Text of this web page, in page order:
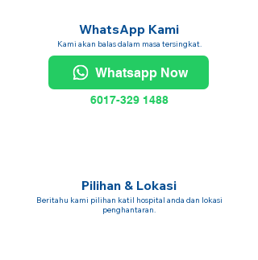
WhatsApp Kami
Kami akan balas dalam masa tersingkat.
Whatsapp Now
6017-329 1488
Pilihan & Lokasi
Beritahu kami pilihan katil hospital anda dan lokasi
penghantaran.